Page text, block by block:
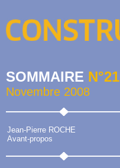
SOMMAIRE N°21
Novembre 2008
Jean-Pierre ROCHE
Avant-propos